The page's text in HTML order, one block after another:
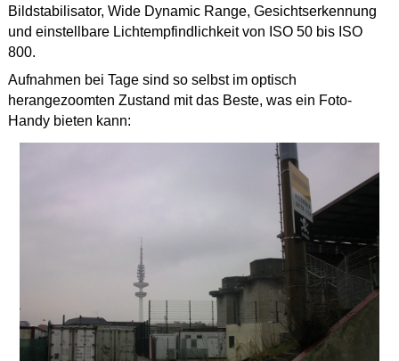
Bildstabilisator, Wide Dynamic Range, Gesichtserkennung
und einstellbare Lichtempfindlichkeit von ISO 50 bis ISO
800.
Aufnahmen bei Tage sind so selbst im optisch
herangezoomten Zustand mit das Beste, was ein Foto-
Handy bieten kann: